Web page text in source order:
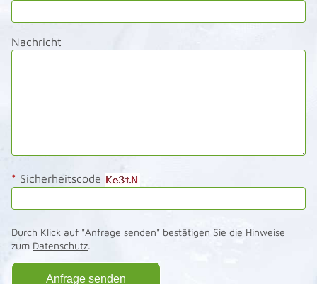
Nachricht
* Sicherheitscode
Durch Klick auf "Anfrage senden" bestätigen Sie die Hinweise
zum Datenschutz.
Anfrage senden